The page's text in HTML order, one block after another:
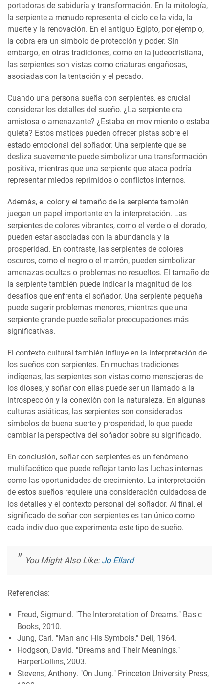
portadoras de sabiduría y transformación. En la mitología,
la serpiente a menudo representa el ciclo de la vida, la
muerte y la renovación. En el antiguo Egipto, por ejemplo,
la cobra era un símbolo de protección y poder. Sin
embargo, en otras tradiciones, como en la judeocristiana,
las serpientes son vistas como criaturas engañosas,
asociadas con la tentación y el pecado.
Cuando una persona sueña con serpientes, es crucial
considerar los detalles del sueño. ¿La serpiente era
amistosa o amenazante? ¿Estaba en movimiento o estaba
quieta? Estos matices pueden ofrecer pistas sobre el
estado emocional del soñador. Una serpiente que se
desliza suavemente puede simbolizar una transformación
positiva, mientras que una serpiente que ataca podría
representar miedos reprimidos o conflictos internos.
Además, el color y el tamaño de la serpiente también
juegan un papel importante en la interpretación. Las
serpientes de colores vibrantes, como el verde o el dorado,
pueden estar asociadas con la abundancia y la
prosperidad. En contraste, las serpientes de colores
oscuros, como el negro o el marrón, pueden simbolizar
amenazas ocultas o problemas no resueltos. El tamaño de
la serpiente también puede indicar la magnitud de los
desafíos que enfrenta el soñador. Una serpiente pequeña
puede sugerir problemas menores, mientras que una
serpiente grande puede señalar preocupaciones más
significativas.
El contexto cultural también influye en la interpretación de
los sueños con serpientes. En muchas tradiciones
indígenas, las serpientes son vistas como mensajeras de
los dioses, y soñar con ellas puede ser un llamado a la
introspección y la conexión con la naturaleza. En algunas
culturas asiáticas, las serpientes son consideradas
símbolos de buena suerte y prosperidad, lo que puede
cambiar la perspectiva del soñador sobre su significado.
En conclusión, soñar con serpientes es un fenómeno
multifacético que puede reflejar tanto las luchas internas
como las oportunidades de crecimiento. La interpretación
de estos sueños requiere una consideración cuidadosa de
los detalles y el contexto personal del soñador. Al final, el
significado de soñar con serpientes es tan único como
cada individuo que experimenta este tipo de sueño.
You Might Also Like: Jo Ellard
Referencias:
Freud, Sigmund. "The Interpretation of Dreams." Basic
Books, 2010.
Jung, Carl. "Man and His Symbols." Dell, 1964.
Hodgson, David. "Dreams and Their Meanings."
HarperCollins, 2003.
Stevens, Anthony. "On Jung." Princeton University Press,